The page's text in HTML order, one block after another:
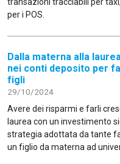
per i POS.
Dalla materna alla
nei conti deposito per
figli
29/10/2024
Avere dei risparmi e farli
laurea con un investimento
strategia adottata da tante
un figlio da materna ad